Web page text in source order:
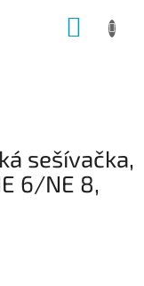
sešívačka,
6/NE 8,